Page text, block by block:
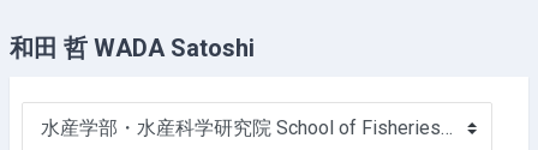
和田 哲 WADA Satoshi
Kategori-kategori Kursus